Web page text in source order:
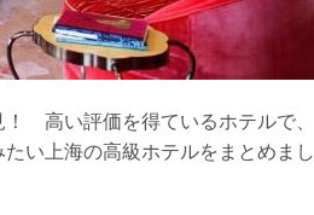
高い評価を得ているホテルで、
い上海の高級ホテルをまとめまし